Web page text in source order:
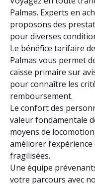
Palmas. Experts en
proposons des
pour diverses
Le bénéfice tarifaire
Palmas vous permet
caisse primaire sur
pour connaître les
remboursement.
Le confort des
valeur fondamentale
moyens de
améliorer
fragilisées.
Une équipe
votre parcours avec